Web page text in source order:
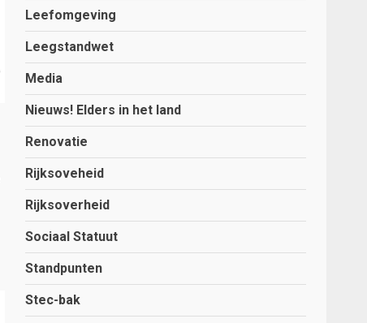
Leefomgeving
Leegstandwet
Media
Nieuws! Elders in het land
Renovatie
Rijksoveheid
Rijksoverheid
Sociaal Statuut
Standpunten
Stec-bak